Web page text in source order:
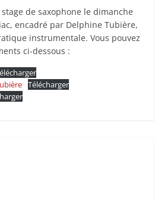
stage de saxophone le dimanche
encadré par Delphine Tubière,
instrumentale. Vous pouvez
ci-dessous :
Télécharger